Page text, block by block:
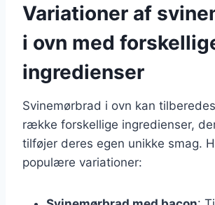
Variationer af
i ovn med
ingredienser
Svinemørbrad i ovn kan
række forskellige ingredienser,
tilføjer deres egen unikke smag.
populære variationer: